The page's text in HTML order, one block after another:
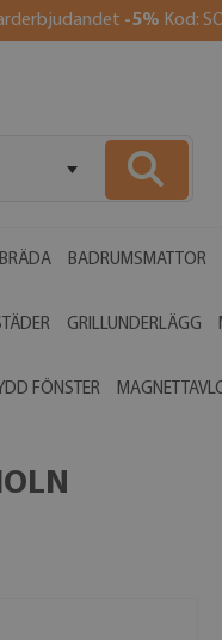
-5% Kod:
BADRUMSMATTOR
GRILLUNDERLÄGG
FÖNSTER